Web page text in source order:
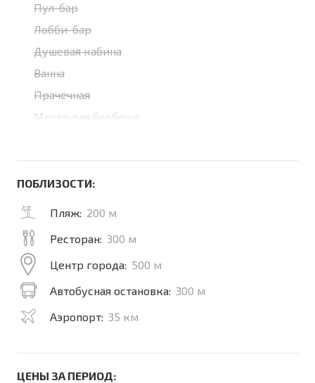
Пул-бар
Лобби-бар
Душевая кабина
Ванна
Прачечная
Место для барбекю
ПОБЛИЗОСТИ:
Пляж: 200 м
Ресторан: 300 м
Центр города: 500 м
Автобусная остановка: 300 м
Аэропорт: 35 км
ЦЕНЫ ЗА ПЕРИОД: